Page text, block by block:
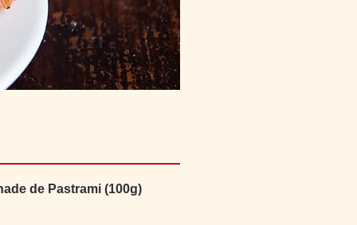
de Pastrami (100g)